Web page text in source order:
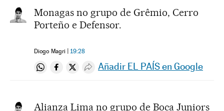
Monagas no grupo de Grêmio, Cerro
Porteño e Defensor.
Diogo Magri 19:28
Compartir en Whatsapp
Compartir en Facebook
Compartir en Twitter
Desplegar Redes Sociales
Añadir EL PAÍS en Google
Alianza Lima no grupo de Boca Juniors